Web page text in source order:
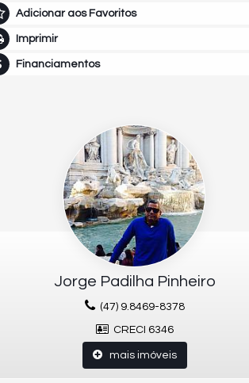
Adicionar aos Favoritos
Imprimir
Financiamentos
Jorge Padilha Pinheiro
(47) 9.8469-8378
CRECI 6346
mais imóveis